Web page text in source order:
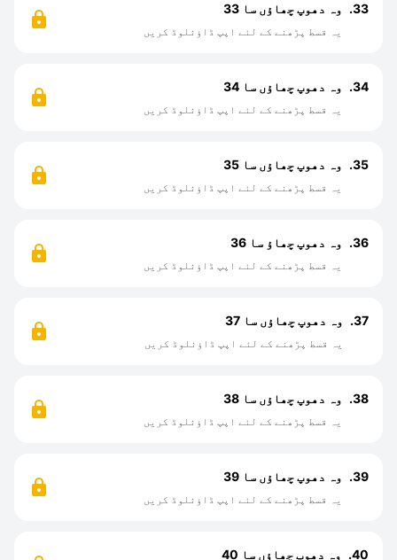
33. وہ دھوپ چھاؤں سا 33
یہ قسط پڑھنے کے لئے اپپ ڈاؤنلوڈ کریں
34. وہ دھوپ چھاؤں سا 34
یہ قسط پڑھنے کے لئے اپپ ڈاؤنلوڈ کریں
35. وہ دھوپ چھاؤں سا 35
یہ قسط پڑھنے کے لئے اپپ ڈاؤنلوڈ کریں
36. وہ دھوپ چھاؤ سا 36
یہ قسط پڑھنے کے لئے اپپ ڈاؤنلوڈ کریں
37. وہ دھوپ چھاؤں سا 37
یہ قسط پڑھنے کے لئے اپپ ڈاؤنلوڈ کریں
38. وہ دھوپ چھاؤں سا 38
یہ قسط پڑھنے کے لئے اپپ ڈاؤنلوڈ کریں
39. وہ دھوپ چھاؤں سا 39
یہ قسط پڑھنے کے لئے اپپ ڈاؤنلوڈ کریں
40. وہ دھوپ چھاؤں سا 40